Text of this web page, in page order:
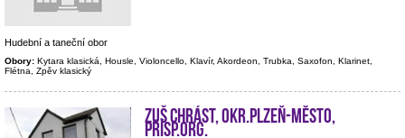
Hudební a taneční obor
Obory: Kytara klasická, Housle, Violoncello, Klavír, Akordeon, Trubka, Saxofon, Klarinet,
Flétna, Zpěv klasický
ZUŠ Chrást, okr.Plzeň-město,
přísp.org.